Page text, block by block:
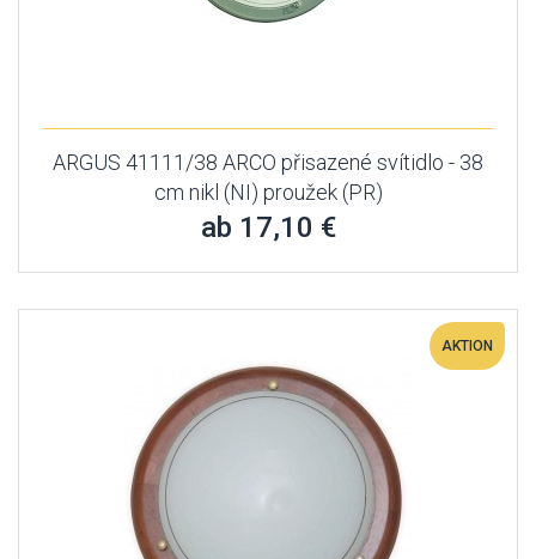
ARGUS 41111/38 ARCO přisazené svítidlo - 38
cm nikl (NI) proužek (PR)
ab 17,10 €
AKTION